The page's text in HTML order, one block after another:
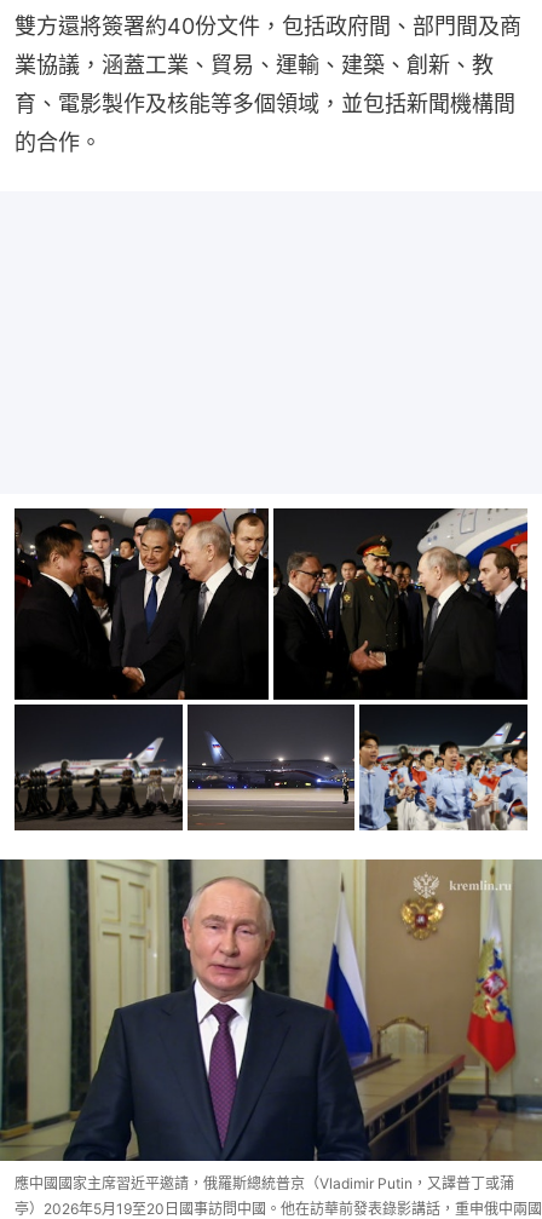
雙方還將簽署約40份文件，包括政府間、部門間及商
業協議，涵蓋工業、貿易、運輸、建築、創新、教
育、電影製作及核能等多個領域，並包括新聞機構間
的合作。
應中國國家主席習近平邀請，俄羅斯總統普京（Vladimir Putin，又譯普丁或蒲
亭）2026年5月19至20日國事訪問中國。他在訪華前發表錄影講話，重申俄中兩國